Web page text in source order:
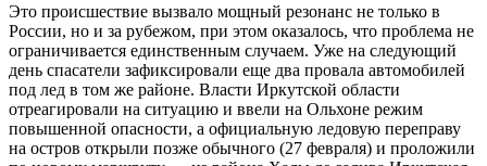
Это происшествие вызвало мощный резонанс не только в
России, но и за рубежом, при этом оказалось, что проблема не
ограничивается единственным случаем. Уже на следующий
день спасатели зафиксировали еще два провала автомобилей
под лед в том же районе. Власти Иркутской области
отреагировали на ситуацию и ввели на Ольхоне режим
повышенной опасности, а официальную ледовую переправу
на остров открыли позже обычного (27 февраля) и проложили